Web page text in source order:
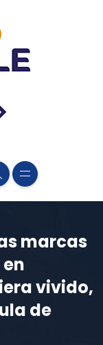
marcas
vivido,
de